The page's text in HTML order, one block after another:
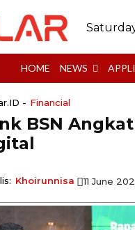
HOME NEWS
- Financial
BSN
Khoirunnisa 11 June